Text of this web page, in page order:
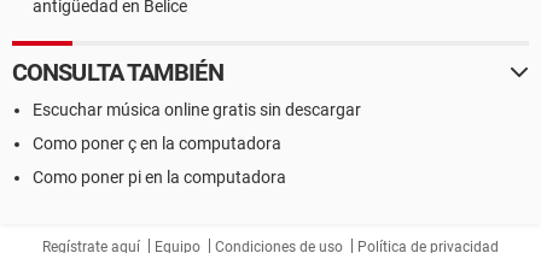
antigüedad en Belice
CONSULTA TAMBIÉN
Escuchar música online gratis sin descargar
Como poner ç en la computadora
Como poner pi en la computadora
Regístrate aquí Equipo Condiciones de uso Política de privacidad